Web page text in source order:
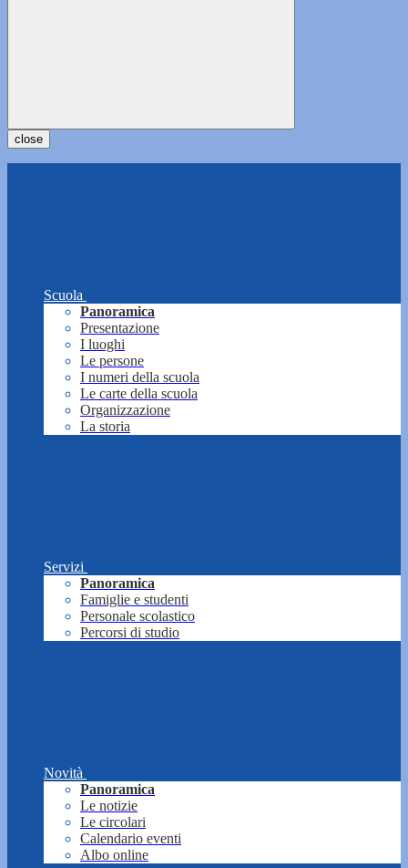
close
Scuola
Panoramica
Presentazione
I luoghi
Le persone
I numeri della scuola
Le carte della scuola
Organizzazione
La storia
Servizi
Panoramica
Famiglie e studenti
Personale scolastico
Percorsi di studio
Novità
Panoramica
Le notizie
Le circolari
Calendario eventi
Albo online